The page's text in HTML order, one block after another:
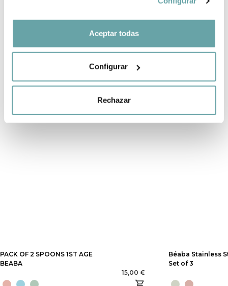
Aceptar todas
Configurar
Rechazar
OTHER CUSTOMERS ALSO VIEWED
PACK OF 2 SPOONS 1ST AGE
BEABA
15,00 €
Béaba Stainless
Set of 3